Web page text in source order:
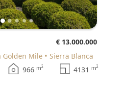
€ 13.000.000
Golden Mile Sierra Blanca
966 m2 4131 m2